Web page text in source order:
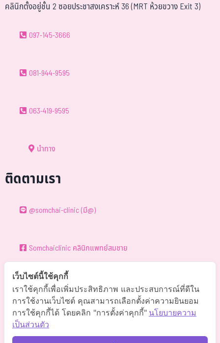
คลินิกตั้งอยู่ชั้น 2 ซอยประชาสงเคราะห์ 36 (MRT ห้วยขวาง Exit 3)
097-145-3666
081-944-9595
063-419-9595
นำทาง
ติดตามเรา
@somchai-clinic (มี@)
Somchaiclinic คลินิกแพทย์สมชาย
Somchaiclinic
Somchaiclinic
เว็บไซต์นี้ใช้คุกกี้
เราใช้คุกกี้เพื่อเพิ่มประสิทธิภาพ และประสบการณ์ที่ดีใน
การใช้งานเว็บไซต์ คุณสามารถเลือกตั้งค่าความยินยอม
การใช้คุกกี้ได้ โดยคลิก "การตั้งค่าคุกกี้" นโยบายความ
เป็นส่วนตัว